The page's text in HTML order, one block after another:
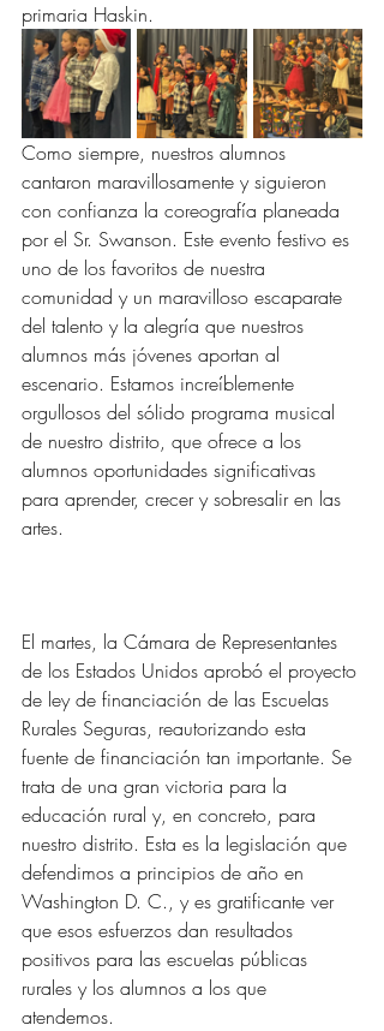
primaria Haskin.
Como siempre, nuestros alumnos
cantaron maravillosamente y siguieron
con confianza la coreografía planeada
por el Sr. Swanson. Este evento festivo es
uno de los favoritos de nuestra
comunidad y un maravilloso escaparate
del talento y la alegría que nuestros
alumnos más jóvenes aportan al
escenario. Estamos increíblemente
orgullosos del sólido programa musical
de nuestro distrito, que ofrece a los
alumnos oportunidades significativas
para aprender, crecer y sobresalir en las
artes.
El martes, la Cámara de Representantes
de los Estados Unidos aprobó el proyecto
de ley de financiación de las Escuelas
Rurales Seguras, reautorizando esta
fuente de financiación tan importante. Se
trata de una gran victoria para la
educación rural y, en concreto, para
nuestro distrito. Esta es la legislación que
defendimos a principios de año en
Washington D. C., y es gratificante ver
que esos esfuerzos dan resultados
positivos para las escuelas públicas
rurales y los alumnos a los que
atendemos.